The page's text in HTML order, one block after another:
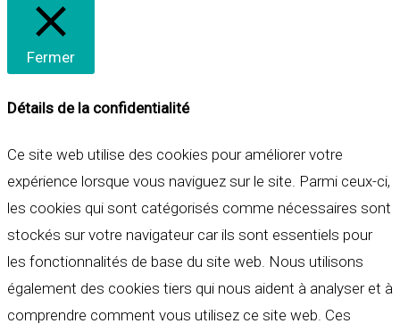
Fermer
Détails de la confidentialité
Ce site web utilise des cookies pour améliorer votre
expérience lorsque vous naviguez sur le site. Parmi ceux-ci,
les cookies qui sont catégorisés comme nécessaires sont
stockés sur votre navigateur car ils sont essentiels pour
les fonctionnalités de base du site web. Nous utilisons
également des cookies tiers qui nous aident à analyser et à
comprendre comment vous utilisez ce site web. Ces